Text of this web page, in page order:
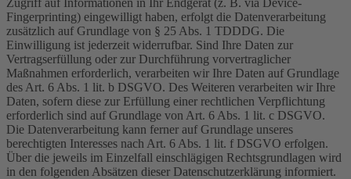
Fingerprinting) eingewilligt haben, erfolgt die Datenverarbeitung
zusätzlich auf Grundlage von § 25 Abs. 1 TDDDG. Die
Einwilligung ist jederzeit widerrufbar. Sind Ihre Daten zur
Vertragserfüllung oder zur Durchführung vorvertraglicher
Maßnahmen erforderlich, verarbeiten wir Ihre Daten auf Grundlage
des Art. 6 Abs. 1 lit. b DSGVO. Des Weiteren verarbeiten wir Ihre
Daten, sofern diese zur Erfüllung einer rechtlichen Verpflichtung
erforderlich sind auf Grundlage von Art. 6 Abs. 1 lit. c DSGVO.
Die Datenverarbeitung kann ferner auf Grundlage unseres
berechtigten Interesses nach Art. 6 Abs. 1 lit. f DSGVO erfolgen.
Über die jeweils im Einzelfall einschlägigen Rechtsgrundlagen wird
in den folgenden Absätzen dieser Datenschutzerklärung informiert.